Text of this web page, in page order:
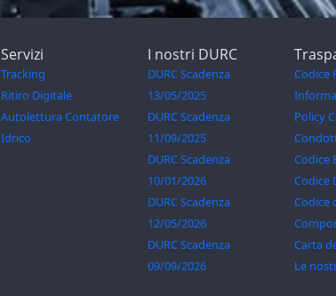
Servizi
Tracking
Ritiro Digitale
Autolettura Contatore
Idrico
I nostri DURC
DURC Scadenza
13/05/2025
DURC Scadenza
11/09/2025
DURC Scadenza
10/01/2026
DURC Scadenza
12/05/2026
DURC Scadenza
09/09/2026
Codice
Policy
Codice
Codice
Codice
Carta
Le